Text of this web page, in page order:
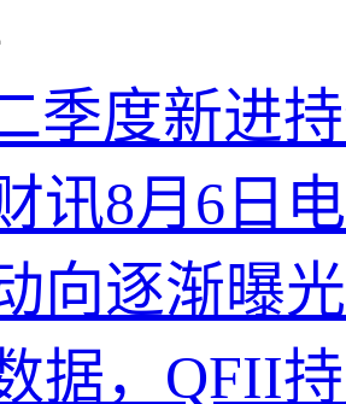
季度新进
讯8月6日
向逐渐曝
据，QFII